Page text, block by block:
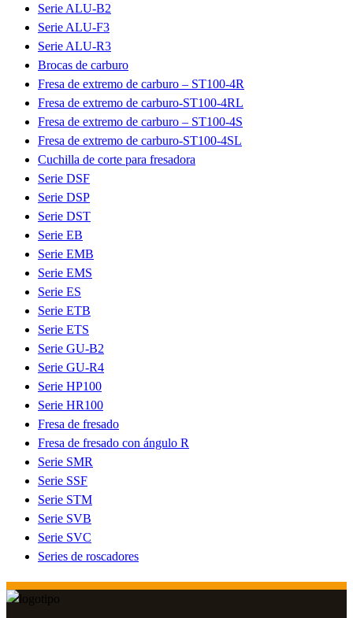
Serie ALU-B2
Serie ALU-F3
Serie ALU-R3
Brocas de carburo
Fresa de extremo de carburo – ST100-4R
Fresa de extremo de carburo-ST100-4RL
Fresa de extremo de carburo – ST100-4S
Fresa de extremo de carburo-ST100-4SL
Cuchilla de corte para fresadora
Serie DSF
Serie DSP
Serie DST
Serie EB
Serie EMB
Serie EMS
Serie ES
Serie ETB
Serie ETS
Serie GU-B2
Serie GU-R4
Serie HP100
Serie HR100
Fresa de fresado
Fresa de fresado con ángulo R
Serie SMR
Serie SSF
Serie STM
Serie SVB
Serie SVC
Series de roscadores